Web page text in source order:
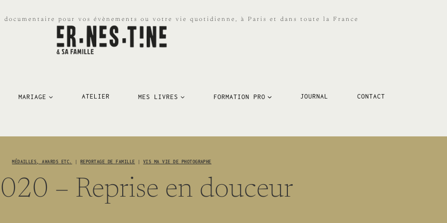
documentaire pour vos évènements ou votre vie quotidienne, à Paris et dans toute la France
MARIAGE ATELIER MES LIVRES FORMATION PRO JOURNAL CONTACT
MÉDAILLES, AWARDS ETC. REPORTAGE DE FAMILLE VIS MA VIE DE PHOTOGRAPHE
– Reprise en douceur